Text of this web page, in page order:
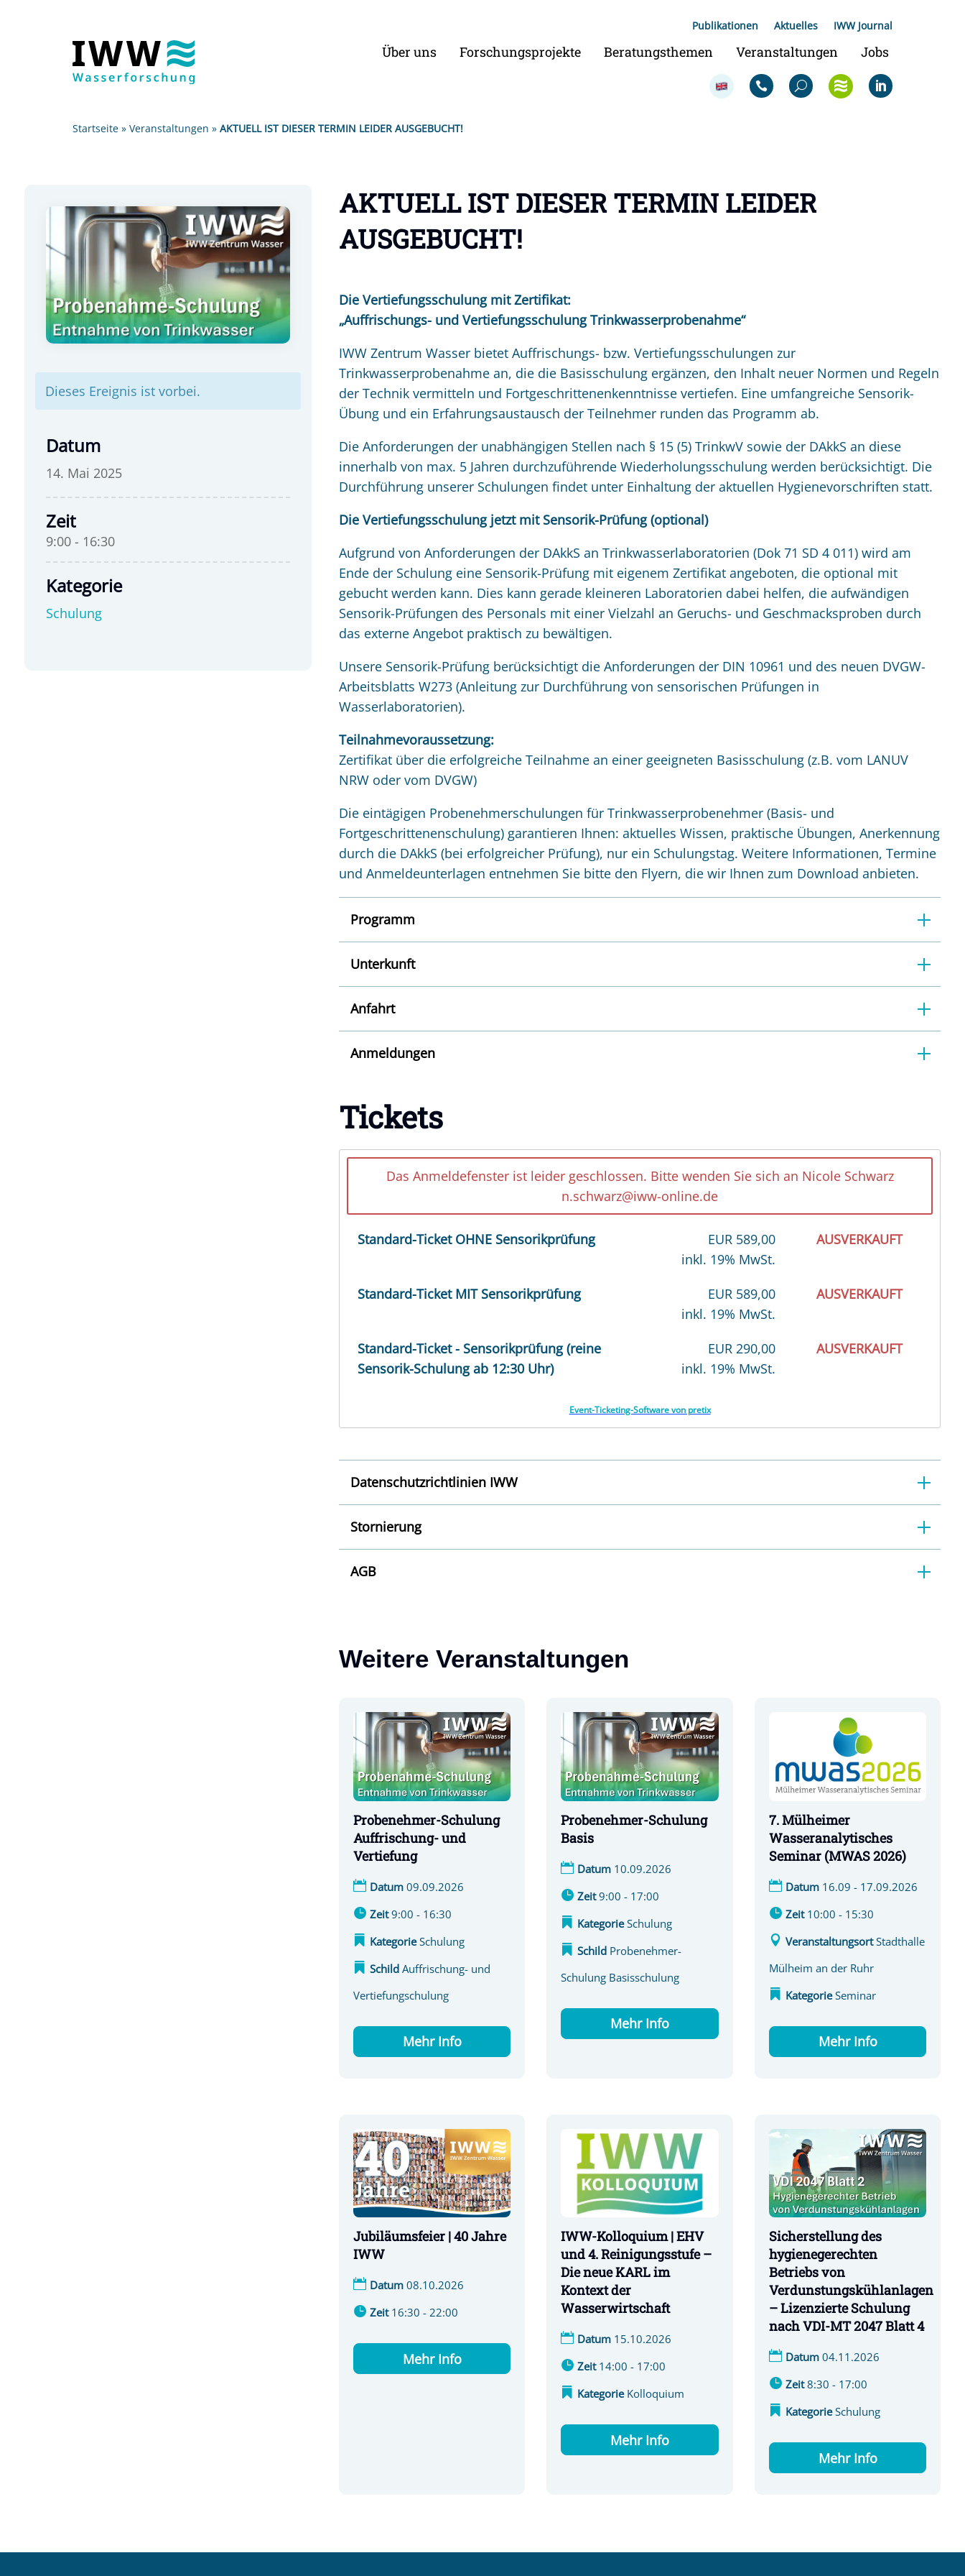
Publikationen Aktuelles IWW Journal
Über uns Forschungsprojekte Beratungsthemen Veranstaltungen Jobs
Startseite» Veranstaltungen » AKTUELL IST DIESER TERMIN LEIDER AUSGEBUCHT!
Dieses Ereignis ist vorbei.
Datum
14. Mai 2025
Zeit
9:00 - 16:30
Kategorie
Schulung
AKTUELL IST DIESER TERMIN LEIDER
AUSGEBUCHT!
Die Vertiefungsschulung mit Zertifikat:
„Auffrischungs- und Vertiefungsschulung Trinkwasserprobenahme“
IWW Zentrum Wasser bietet Auffrischungs- bzw. Vertiefungsschulungen zur
Trinkwasserprobenahme an, die die Basisschulung ergänzen, den Inhalt neuer Normen und Regeln
der Technik vermitteln und Fortgeschrittenenkenntnisse vertiefen. Eine umfangreiche Sensorik-
Übung und ein Erfahrungsaustausch der Teilnehmer runden das Programm ab.
Die Anforderungen der unabhängigen Stellen nach § 15 (5) TrinkwV sowie der DAkkS an diese
innerhalb von max. 5 Jahren durchzuführende Wiederholungsschulung werden berücksichtigt. Die
Durchführung unserer Schulungen findet unter Einhaltung der aktuellen Hygienevorschriften statt.
Die Vertiefungsschulung jetzt mit Sensorik-Prüfung (optional)
Aufgrund von Anforderungen der DAkkS an Trinkwasserlaboratorien (Dok 71 SD 4 011) wird am
Ende der Schulung eine Sensorik-Prüfung mit eigenem Zertifikat angeboten, die optional mit
gebucht werden kann. Dies kann gerade kleineren Laboratorien dabei helfen, die aufwändigen
Sensorik-Prüfungen des Personals mit einer Vielzahl an Geruchs- und Geschmacksproben durch
das externe Angebot praktisch zu bewältigen.
Unsere Sensorik-Prüfung berücksichtigt die Anforderungen der DIN 10961 und des neuen DVGW-
Arbeitsblatts W273 (Anleitung zur Durchführung von sensorischen Prüfungen in
Wasserlaboratorien).
Teilnahmevoraussetzung:
Zertifikat über die erfolgreiche Teilnahme an einer geeigneten Basisschulung (z.B. vom LANUV
NRW oder vom DVGW)
Die eintägigen Probenehmerschulungen für Trinkwasserprobenehmer (Basis- und
Fortgeschrittenenschulung) garantieren Ihnen: aktuelles Wissen, praktische Übungen, Anerkennung
durch die DAkkS (bei erfolgreicher Prüfung), nur ein Schulungstag. Weitere Informationen, Termine
und Anmeldeunterlagen entnehmen Sie bitte den Flyern, die wir Ihnen zum Download anbieten.
Programm
Unterkunft
Anfahrt
Anmeldungen
Tickets
Das Anmeldefenster ist leider geschlossen. Bitte wenden Sie sich an Nicole Schwarz
n.schwarz@iww-online.de
Standard-Ticket OHNE Sensorikprüfung EUR 589,00
inkl. 19% MwSt.
AUSVERKAUFT
Standard-Ticket MIT Sensorikprüfung EUR 589,00
inkl. 19% MwSt.
AUSVERKAUFT
Standard-Ticket - Sensorikprüfung (reine
Sensorik-Schulung ab 12:30 Uhr)
EUR 290,00
inkl. 19% MwSt.
AUSVERKAUFT
Event-Ticketing-Software von pretix
Datenschutzrichtlinien IWW
Stornierung
AGB
Weitere Veranstaltungen
Probenehmer-Schulung
Auffrischung- und
Vertiefung
Datum 09.09.2026
Zeit9:00 - 16:30
KategorieSchulung
Schild Auffrischung- und
Vertiefungschulung
Mehr Info
Probenehmer-Schulung
Basis
Datum 10.09.2026
Zeit9:00 - 17:00
KategorieSchulung
Schild Probenehmer-
Schulung Basisschulung
Mehr Info
7. Mülheimer
Wasseranalytisches
Seminar (MWAS 2026)
Datum 16.09 - 17.09.2026
Zeit 10:00 - 15:30
VeranstaltungsortStadthalle
Mülheim an der Ruhr
KategorieSeminar
Mehr Info
Jubiläumsfeier | 40 Jahre
IWW
Datum 08.10.2026
Zeit 16:30 - 22:00
Mehr Info
IWW-Kolloquium | EHV
und 4. Reinigungsstufe –
Die neue KARL im
Kontext der
Wasserwirtschaft
Datum 15.10.2026
Zeit 14:00 - 17:00
Kategorie Kolloquium
Mehr Info
Sicherstellung des
hygienegerechten
Betriebs von
Verdunstungskühlanlagen
– Lizenzierte Schulung
nach VDI-MT 2047 Blatt 4
Datum 04.11.2026
Zeit8:30 - 17:00
KategorieSchulung
Mehr Info